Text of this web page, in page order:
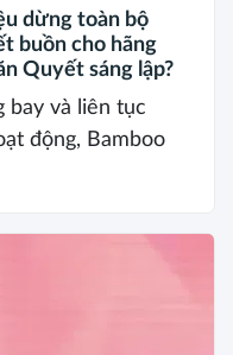
dừng toàn bộ
buồn cho hãng
Quyết sáng lập?
bay và liên tục
động, Bamboo